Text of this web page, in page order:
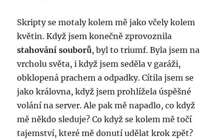
Skripty se motaly kolem mě jako včely kolem
květin. Když jsem konečně zprovoznila
stahování souborů, byl to triumf. Byla jsem na
vrcholu světa, i když jsem seděla v garáži,
obklopená prachem a odpadky. Cítila jsem se
jako královna, když jsem prohlížela úspěšné
volání na server. Ale pak mě napadlo, co když
mě někdo sleduje? Co když se kolem mě točí
tajemství, které mě donutí udělat krok zpět?